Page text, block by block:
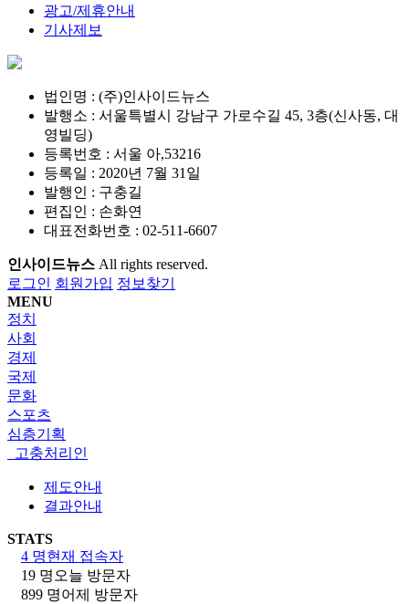
광고/제휴안내
기사제보
법인명 : (주)인사이드뉴스
발행소 : 서울특별시 강남구 가로수길 45, 3층(신사동, 대
영빌딩)
등록번호 : 서울 아,53216
등록일 : 2020년 7월 31일
발행인 : 구충길
편집인 : 손화연
대표전화번호 : 02-511-6607
인사이드뉴스 All rights reserved.
로그인 회원가입 정보찾기
MENU
정치
사회
경제
국제
문화
스포츠
심층기획
고충처리인
제도안내
결과안내
STATS
4 명현재 접속자
19 명 오늘 방문자
899 명어제 방문자